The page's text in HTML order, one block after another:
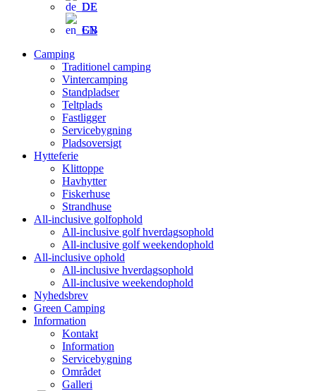
DE
EN
Camping
Traditionel camping
Vintercamping
Standpladser
Teltplads
Fastligger
Servicebygning
Pladsoversigt
Hytteferie
Klittoppe
Havhytter
Fiskerhuse
Strandhuse
All-inclusive golfophold
All-inclusive golf hverdagsophold
All-inclusive golf weekendophold
All-inclusive ophold
All-inclusive hverdagsophold
All-inclusive weekendophold
Nyhedsbrev
Green Camping
Information
Kontakt
Information
Servicebygning
Området
Galleri